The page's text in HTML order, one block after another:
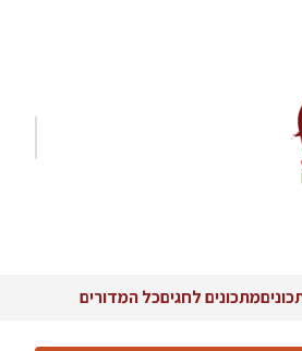
מתכונים לחגיםכל המדורים